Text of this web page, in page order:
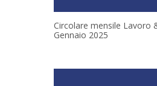
Circolare mensile Lavoro
Gennaio 2025